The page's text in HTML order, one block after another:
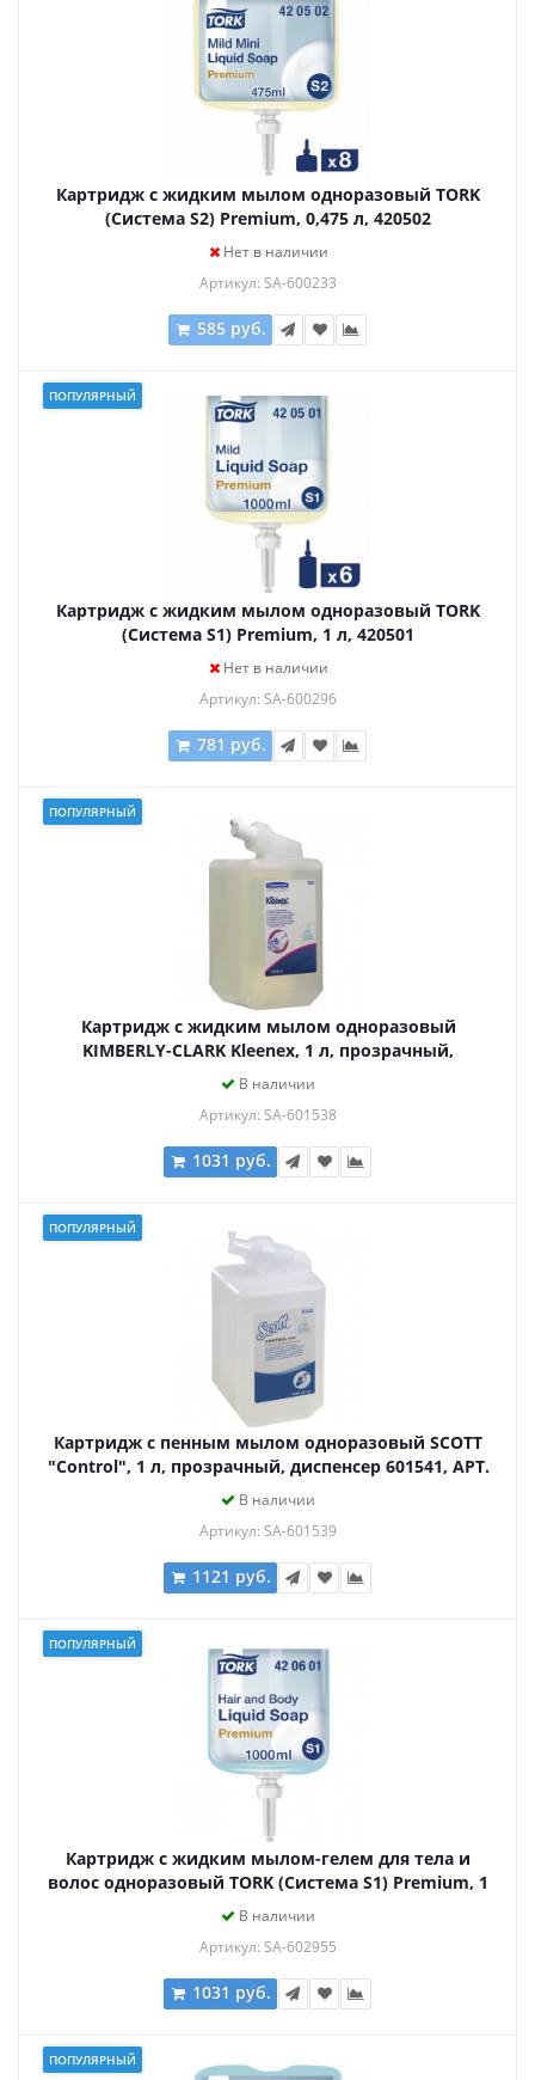
Картридж с жидким мылом одноразовый TORK
(Система S2) Premium, 0,475 л, 420502
Нет в наличии
Артикул: SA-600233
585 руб.
ПОПУЛЯРНЫЙ
Картридж с жидким мылом одноразовый TORK
(Система S1) Premium, 1 л, 420501
Нет в наличии
Артикул: SA-600296
781 руб.
ПОПУЛЯРНЫЙ
Картридж с жидким мылом одноразовый
KIMBERLY-CLARK Kleenex, 1 л, прозрачный,
диспенсер 601541, АРТ. 6333
В наличии
Артикул: SA-601538
1031 руб.
ПОПУЛЯРНЫЙ
Картридж с пенным мылом одноразовый SCOTT
"Control", 1 л, прозрачный, диспенсер 601541, АРТ.
В наличии
Артикул: SA-601539
1121 руб.
ПОПУЛЯРНЫЙ
Картридж с жидким мылом-гелем для тела и
волос одноразовый TORK (Система S1) Premium, 1
л, 421601, 420601
В наличии
Артикул: SA-602955
1031 руб.
ПОПУЛЯРНЫЙ